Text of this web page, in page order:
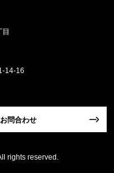
14-16
問合わせ
rights reserved.